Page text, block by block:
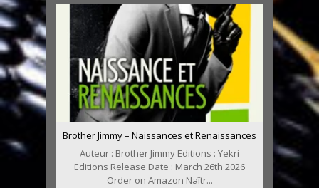
Brother Jimmy – Naissances et Renaissances
Auteur : Brother Jimmy Editions : Yekri
Editions Release Date : March 26th 2026
Order on Amazon Naîtr...